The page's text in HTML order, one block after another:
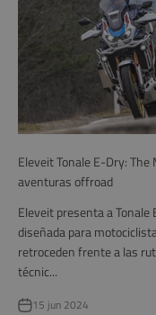
Eleveit Tonale E-Dry:
aventuras offroad
Eleveit presenta a
diseñada para
retroceden frente a las
técnic...
15 jun 2024